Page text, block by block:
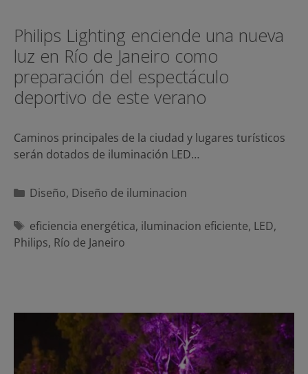
Philips Lighting enciende una nueva
luz en Río de Janeiro como
preparación del espectáculo
deportivo de este verano
Caminos principales de la ciudad y lugares turísticos
serán dotados de iluminación LED…
Categorías
Diseño, Diseño de iluminacion
Etiquetas
eficiencia energética, iluminacion eficiente, LED,
Philips, Río de Janeiro